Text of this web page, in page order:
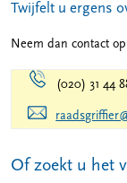
Twijfelt u ergens
Neem dan contact
(020) 31 44
Of zoekt u het